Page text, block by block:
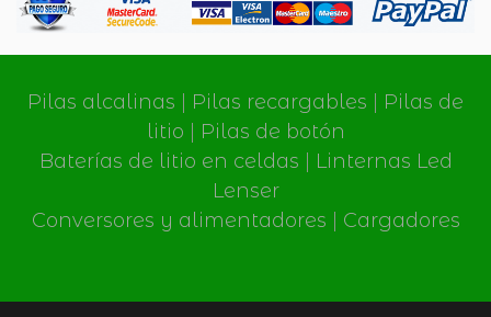
Pilas alcalinas Pilas recargables
Pilas de
litio
Pilas de botón
Baterías de litio en celdas
Linternas Led
Lenser
Conversores y alimentadores
Cargadores